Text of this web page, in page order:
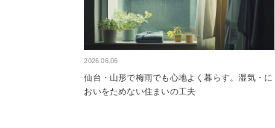
2026.06.06
仙台・山形で梅雨でも心地よく暮らす。湿気・に
おいをためない住まいの工夫